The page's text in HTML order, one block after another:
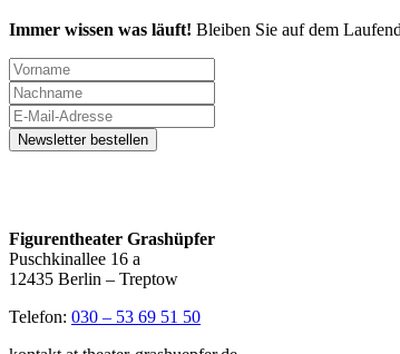
Immer wissen was läuft! Bleiben Sie auf dem
Figurentheater Grashüpfer
Puschkinallee 16 a
12435 Berlin – Treptow
Telefon: 030 – 53 69 51 50